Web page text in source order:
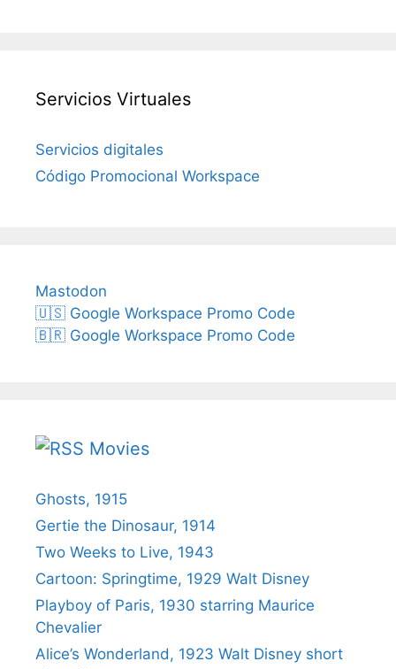
Servicios Virtuales
Servicios digitales
Código Promocional Workspace
Mastodon
🇺🇸 Google Workspace Promo Code
🇧🇷 Google Workspace Promo Code
Movies
Ghosts, 1915
Gertie the Dinosaur, 1914
Two Weeks to Live, 1943
Cartoon: Springtime, 1929 Walt Disney
Playboy of Paris, 1930 starring Maurice
Chevalier
Alice’s Wonderland, 1923 Walt Disney short